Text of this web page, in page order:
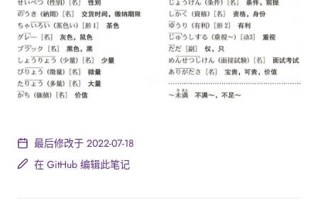
最后修改于 2022-07-18
在 GitHub 编辑此笔记